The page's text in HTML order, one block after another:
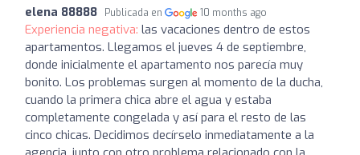
elena 88888 Publicada en 10 months ago
Experiencia negativa: las vacaciones dentro de estos
apartamentos. Llegamos el jueves 4 de septiembre,
donde inicialmente el apartamento nos parecía muy
bonito. Los problemas surgen al momento de la ducha,
cuando la primera chica abre el agua y estaba
completamente congelada y así para el resto de las
cinco chicas. Decidimos decírselo inmediatamente a la